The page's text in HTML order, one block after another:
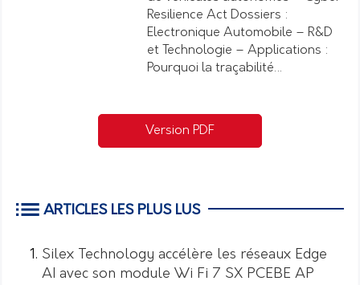
Resilience Act Dossiers :
Electronique Automobile – R&D
et Technologie – Applications :
Pourquoi la traçabilité…
Version PDF
ARTICLES LES PLUS LUS
Silex Technology accélère les réseaux Edge
AI avec son module Wi Fi 7 SX PCEBE AP